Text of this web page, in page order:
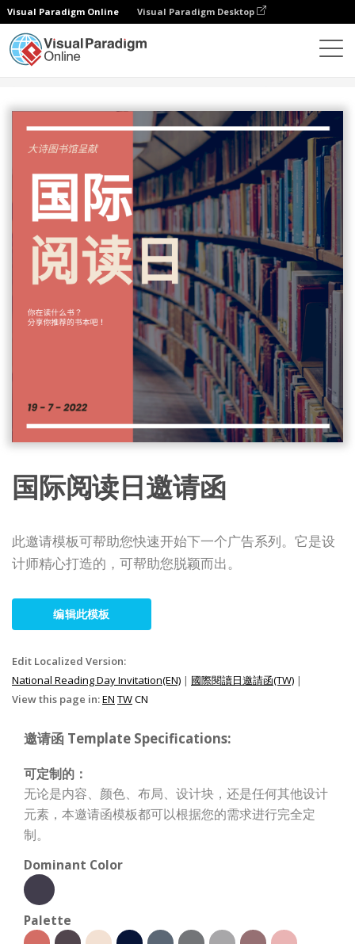
Visual Paradigm Online Visual Paradigm Desktop
国际阅读日邀请函
此邀请模板可帮助您快速开始下一个广告系列。它是设
计师精心打造的，可帮助您脱颖而出。
编辑此模板
Edit Localized Version:
National Reading Day Invitation(EN) | 國際閱讀日邀請函(TW) |
View this page in:EN TWCN
邀请函 Template Specifications:
可定制的：
无论是内容、颜色、布局、设计块，还是任何其他设计
元素，本邀请函模板都可以根据您的需求进行完全定
制。
Dominant Color
Palette